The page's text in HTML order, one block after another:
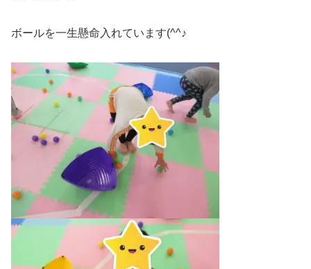
ボールを一生懸命入れています(^^♪